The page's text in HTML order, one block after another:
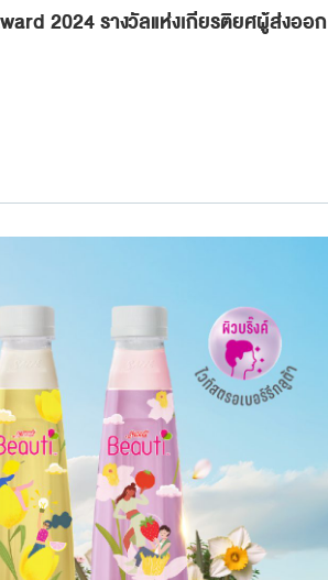
2024 รางวัลแห่งเกียรติยศผู้ส่งออก